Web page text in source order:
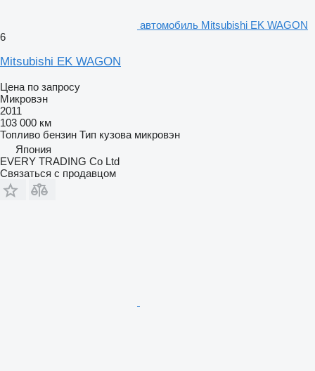
автомобиль Mitsubishi EK WAGON
6
Mitsubishi EK WAGON
Цена по запросу
Микровэн
2011
103 000 км
Топливо бензин Тип кузова микровэн
Япония
EVERY TRADING Co Ltd
Связаться с продавцом